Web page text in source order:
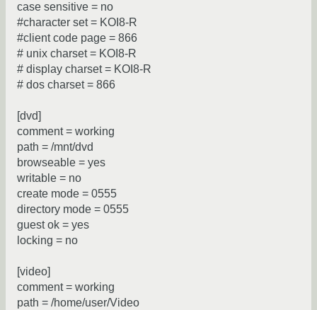
case sensitive = no
#character set = KOI8-R
#client code page = 866
# unix charset = KOI8-R
# display charset = KOI8-R
# dos charset = 866
[dvd]
comment = working
path = /mnt/dvd
browseable = yes
writable = no
create mode = 0555
directory mode = 0555
guest ok = yes
locking = no
[video]
comment = working
path = /home/user/Video